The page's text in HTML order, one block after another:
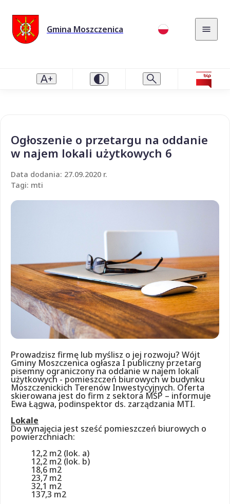
Gmina Moszczenica
Ogłoszenie o przetargu na oddanie
w najem lokali użytkowych 6
Data dodania: 27.09.2020 r.
Tagi: mti
Prowadzisz firmę lub myślisz o jej rozwoju? Wójt
Gminy Moszczenica ogłasza I publiczny przetarg
pisemny ograniczony na oddanie w najem lokali
użytkowych - pomieszczeń biurowych w budynku
Moszczenickich Terenów Inwestycyjnych. Oferta
skierowana jest do firm z sektora MŚP – informuje
Ewa Łągwa, podinspektor ds. zarządzania MTI.
Lokale
Do wynajęcia jest sześć pomieszczeń biurowych o
powierzchniach:
12,2 m2 (lok. a)
12,2 m2 (lok. b)
18,6 m2
23,7 m2
32,1 m2
137,3 m2